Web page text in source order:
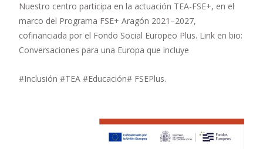
Nuestro centro participa en la actuación TEA-FSE+, en el
marco del Programa FSE+ Aragón 2021–2027,
cofinanciada por el Fondo Social Europeo Plus. Link en bio:
Conversaciones para una Europa que incluye
#Inclusión #TEA #Educación# FSEPlus.